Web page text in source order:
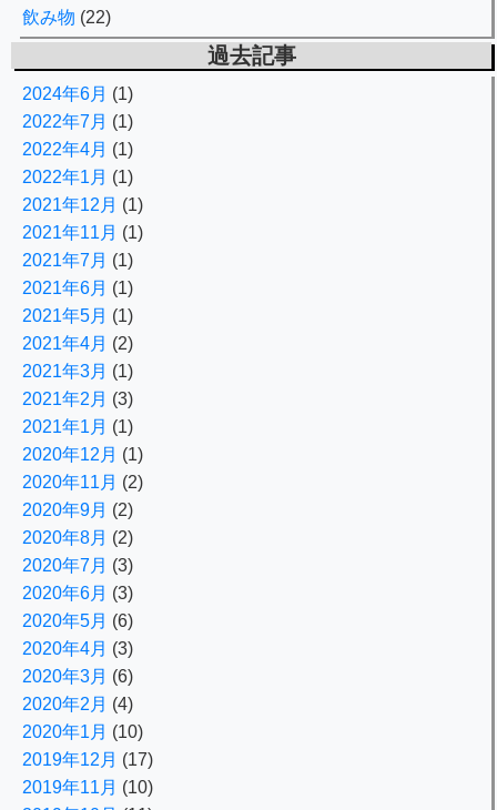
飲み物 (22)
過去記事
2024年6月 (1)
2022年7月 (1)
2022年4月 (1)
2022年1月 (1)
2021年12月 (1)
2021年11月 (1)
2021年7月 (1)
2021年6月 (1)
2021年5月 (1)
2021年4月 (2)
2021年3月 (1)
2021年2月 (3)
2021年1月 (1)
2020年12月 (1)
2020年11月 (2)
2020年9月 (2)
2020年8月 (2)
2020年7月 (3)
2020年6月 (3)
2020年5月 (6)
2020年4月 (3)
2020年3月 (6)
2020年2月 (4)
2020年1月 (10)
2019年12月 (17)
2019年11月 (10)